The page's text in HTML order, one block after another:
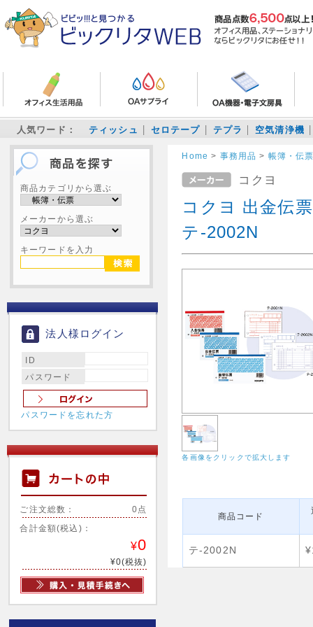
人気ワード： ティッシュ セロテープ テプラ 空気清浄機
商品カテゴリから選ぶ
メーカーから選ぶ
キーワードを入力
法人様ログイン
ID
パスワード
パスワードを忘れた方
ご注文総数： 0点
合計金額(税込)：
¥0
¥0(税抜)
Home > 事務用品 > 帳簿・伝
コクヨ
コクヨ 出金伝
テ-2002N
各画像をクリックで拡大します
商品コード
テ-2002N